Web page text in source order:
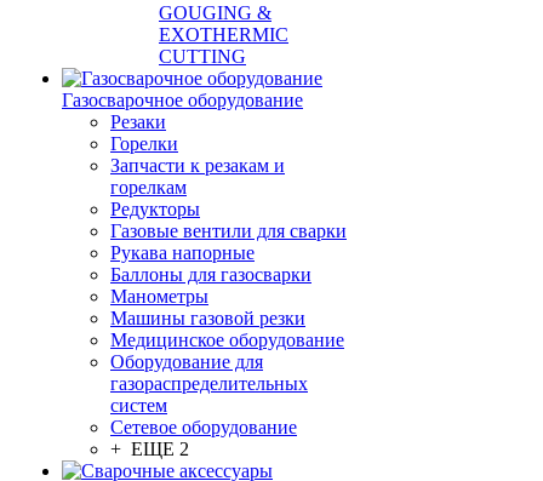
GOUGING &
EXOTHERMIC
CUTTING
Газосварочное оборудование
Резаки
Горелки
Запчасти к резакам и
горелкам
Редукторы
Газовые вентили для сварки
Рукава напорные
Баллоны для газосварки
Манометры
Машины газовой резки
Медицинское оборудование
Оборудование для
газораспределительных
систем
Сетевое оборудование
+ ЕЩЕ 2